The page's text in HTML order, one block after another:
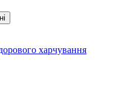
харчування